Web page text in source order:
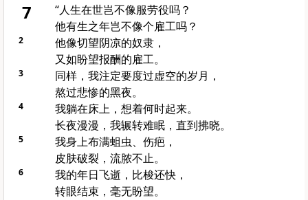
7
“人生在世岂不像服劳役吗？
他有生之年岂不像个雇工吗？
2
他像切望阴凉的奴隶，
又如盼望报酬的雇工。
3
同样，我注定要度过虚空的岁月，
熬过悲惨的黑夜。
4
我躺在床上，想着何时起来。
长夜漫漫，我辗转难眠，直到拂晓。
5
我身上布满蛆虫、伤疤，
皮肤破裂，流脓不止。
6
我的年日飞逝，比梭还快，
转眼结束，毫无盼望。